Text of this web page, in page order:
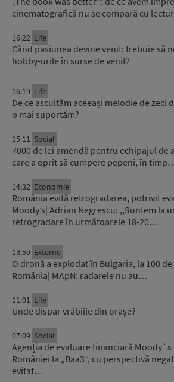
cinematografică nu se compară cu
16:22 Life
Când pasiunea devine venit: trebuie să
hobby-urile în surse de venit?
16:19 Life
De ce ascultăm aceeași melodie de zeci
o mai suportăm?
15:11 Social
7000 de lei amendă pentru echipajul de
care a oprit să cumpere pepeni, în
14:32 Economie
România evită retrogradarea, potrivit
Moody’s| Adrian Negrescu: ,,Suntem la
retrogradare în următoarele 18-20…
13:59 Externe
O dronă a explodat în Bulgaria, la 100
România| MApN: radarele nu au…
11:01 Life
Unde dispar vrăbiile din orașe?
07:09 Social
Agenția de evaluare financiară
României la „Baa3”, cu perspectivă
evitat…